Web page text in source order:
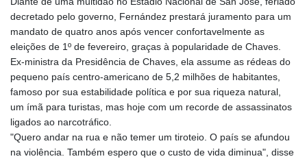
HKD 9.049284
HNL 30.914302
HRK 7.536546
HTG 150.809283
HUF 364.573259
IDR
20594.998152
IMP 0.857346
INR 109.83378
decretado pelo governo, Fernández prestará juramento para um
mandato de quatro anos após vencer confortavelmente as
eleições de 1º de fevereiro, graças à popularidade de Chaves.
Ex-ministra da Presidência de Chaves, ela assume as rédeas do
pequeno país centro-americano de 5,2 milhões de habitantes,
famoso por sua estabilidade política e por sua riqueza natural,
um ímã para turistas, mas hoje com um recorde de assassinatos
ligados ao narcotráfico.
"Quero andar na rua e não temer um tiroteio. O país se afundou
na violência. Também espero que o custo de vida diminua", disse